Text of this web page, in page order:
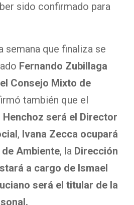
sido confirmado para
semana que finaliza se
Fernando Zubillaga
Consejo Mixto de
también que el
será el Director
, Ivana Zecca ocupará
Ambiente, la Dirección
a cargo de Ismael
será el titular de la